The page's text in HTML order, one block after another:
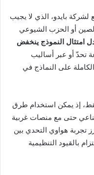
لشركة بايدو، الذي لا يجيب
أو الحزب الشيوعي
امتثال النموذج ينخفض
تحدّ أو عبر أساليب
على النماذج في
إذ يمكن استخدام طرق
حتى مع منصات غربية
تجربة هواوي التحدي بين
بالقيود التنظيمية